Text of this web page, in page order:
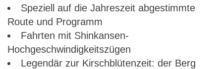
Speziell auf die Jahreszeit abgestimmte
Route und Programm
Fahrten mit Shinkansen-
Hochgeschwindigkeitszügen
Legendär zur Kirschblütenzeit: der Berg